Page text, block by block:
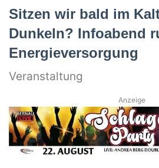
Sitzen wir bald im
Dunkeln? Infoabend
Energieversorgung
Veranstaltung
Anzeige